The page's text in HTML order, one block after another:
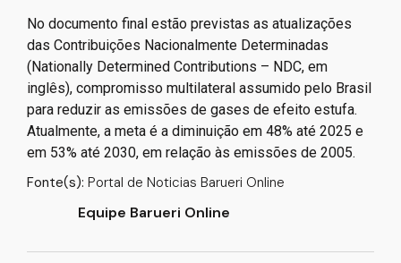
No documento final estão previstas as atualizações
das Contribuições Nacionalmente Determinadas
(Nationally Determined Contributions – NDC, em
inglês), compromisso multilateral assumido pelo Brasil
para reduzir as emissões de gases de efeito estufa.
Atualmente, a meta é a diminuição em 48% até 2025 e
em 53% até 2030, em relação às emissões de 2005.
Fonte(s): Portal de Noticias Barueri Online
Equipe Barueri Online